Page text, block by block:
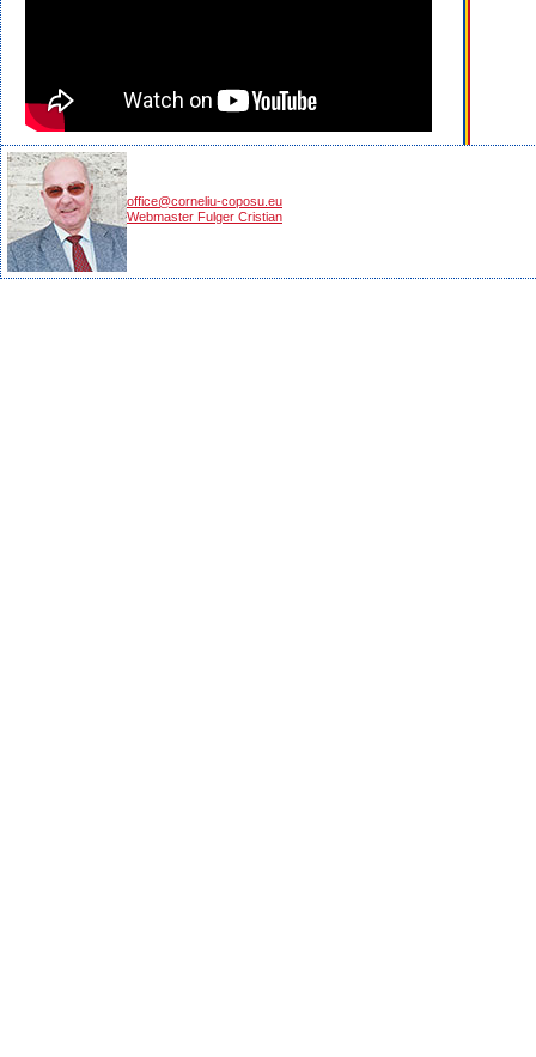
office@corneliu-coposu.eu
Webmaster Fulger Cristian